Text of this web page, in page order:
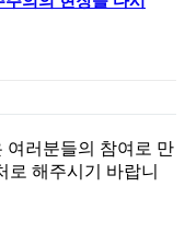
여러분들의 참여로 만
로 해주시기 바랍니